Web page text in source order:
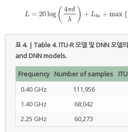
L = 20log ( 4πd
λ
) + Lba +max {
L=20 log4π d +Lba+ maxLsp h
표 4. | Table 4.ITU-R 모델 및 DNN 모델
and DNN models.
Frequency Number of samples
0.40 GHz
111,956
1.40 GHz
68,042
2.25 GHz
60,273